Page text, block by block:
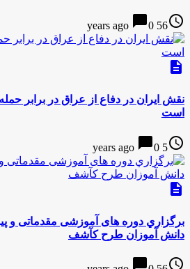
access_time
56 years ago
chat_bubble0
description
نقش ایران در دفاع از عراق در برابر
است
access_time
5 years ago
chat_bubble0
description
برگزاري دوره های آموزشی مقدماتی و
دانش آموزان طرح کآشف
access_time
chat_bubble